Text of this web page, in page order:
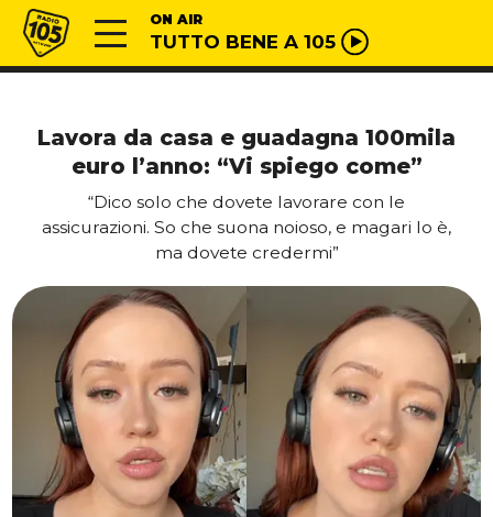
Vai al contenuto
Radio 105 ON AIR
TUTTO BENE A 105
Lavora da casa e guadagna 100mila
euro l’anno: “Vi spiego come”
“Dico solo che dovete lavorare con le
assicurazioni. So che suona noioso, e magari lo è,
ma dovete credermi”